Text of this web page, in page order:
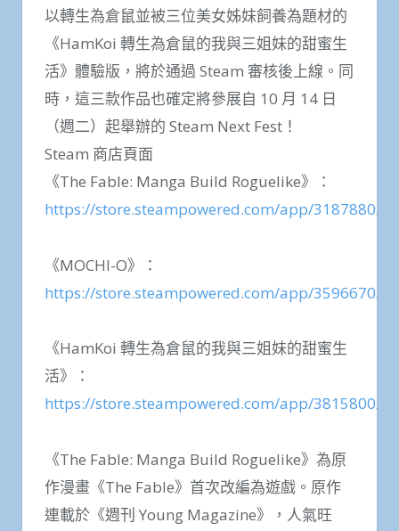
以轉生為倉鼠並被三位美女姊妹飼養為題材的
《HamKoi 轉生為倉鼠的我與三姐妹的甜蜜生
活》體驗版，將於通過 Steam 審核後上線。同
時，這三款作品也確定將參展自 10 月 14 日
（週二）起舉辦的 Steam Next Fest！
Steam 商店頁面
《The Fable: Manga Build Roguelike》：
https://store.steampowered.com/app/3187880/
《MOCHI-O》：
https://store.steampowered.com/app/3596670/
《HamKoi 轉生為倉鼠的我與三姐妹的甜蜜生
活》：
https://store.steampowered.com/app/3815800/
《The Fable: Manga Build Roguelike》為原
作漫畫《The Fable》首次改編為遊戲。原作
連載於《週刊 Young Magazine》，人氣旺